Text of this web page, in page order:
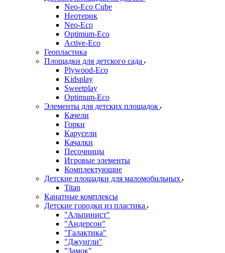
Neo-Eco Cube
Неотерик
Neo-Eco
Оptimum-Еco
Active-Eco
Геопластика
Площадки для детского сада
Plywood-Eco
Kidsplay
Sweetplay
Оptimum-Еco
Элементы для детских площадок
Качели
Горки
Карусели
Качалки
Песочницы
Игровые элементы
Комплектующие
Детские площадки для маломобильных
Titan
Канатные комплексы
Детские городки из пластика
"Альпинист"
"Андерсон"
"Галактика"
"Джунгли"
"Замок"